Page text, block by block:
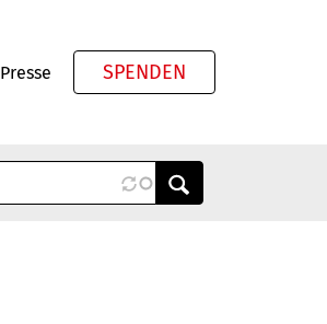
Presse SPENDEN